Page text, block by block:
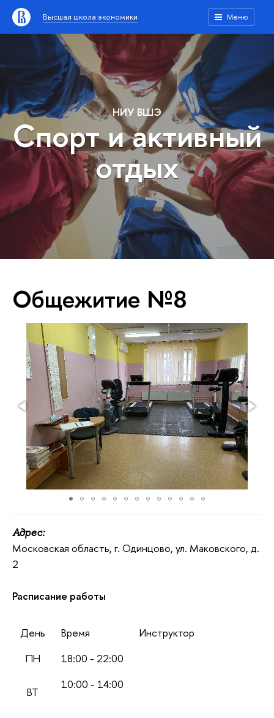
Высшая школа экономики Меню
НИУ ВШЭ
Спорт и активный
отдых
Общежитие №8
Адрес:
Московская область, г. Одинцово, ул. Маковского, д.
2
Расписание работы
День Время
Инструктор
ПН
18:00 - 22:00
ВТ
10:00 - 14:00